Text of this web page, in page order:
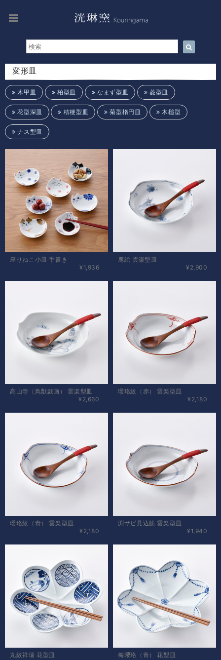
変形皿
木甲皿 柏型皿 なまず型皿 菱型皿
花型深皿 桔梗型皿 菊型楕円皿 木槌型
ナス型皿
座りねこ小皿 手書き
¥1,936
鹿絵 雲楽型皿
¥2,900
高山寺（鳥獣戯画） 雲楽型皿
¥2,660
瓔珞紋（赤） 雲楽型皿
¥2,180
瓔珞紋（青） 雲楽型皿
¥2,180
渕サビ見込筋 雲楽型皿
¥1,940
丸紋祥瑞 花型皿
梅瓔珞（青） 花型皿